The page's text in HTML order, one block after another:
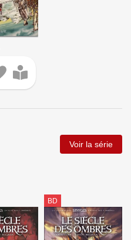
Voir la série
BD